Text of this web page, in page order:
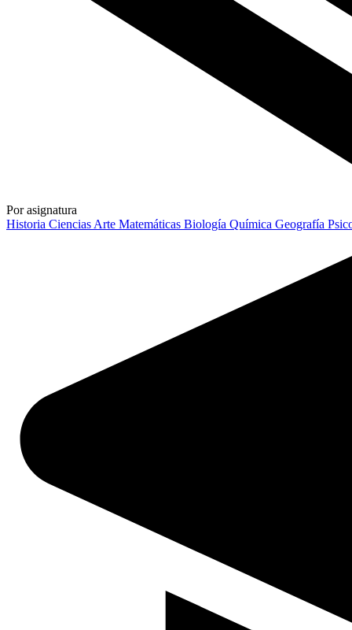
Por asignatura
Historia Ciencias Arte Matemáticas Biología Química Geografía